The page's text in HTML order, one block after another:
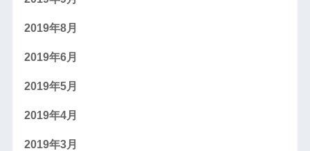
2019年8月
2019年6月
2019年5月
2019年4月
2019年3月